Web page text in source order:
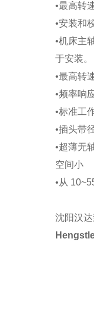
•最高转
•安装和
•机床主
于安装。
•最高转
•频率响
•标准工
•插头带
•超薄无
空间小
•从
沈阳汉